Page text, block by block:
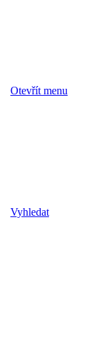
Otevřít menu
Vyhledat